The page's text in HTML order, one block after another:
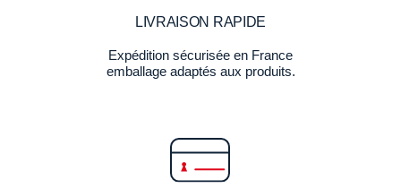
LIVRAISON RAPIDE
Expédition sécurisée en France
emballage adaptés aux produits.